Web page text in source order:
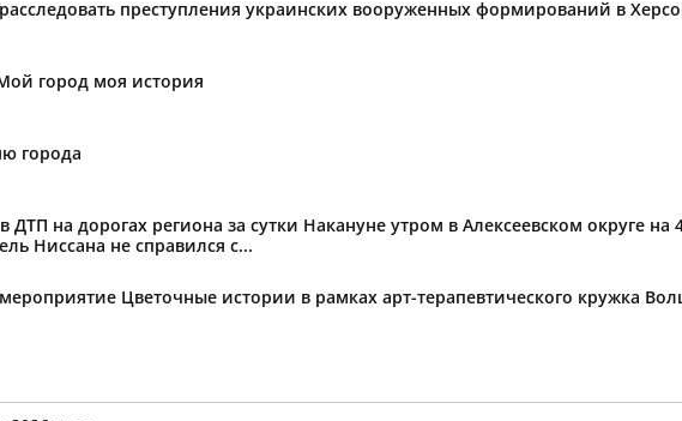
преступления украинских вооруженных формирований в
город моя история
города
на дорогах региона за сутки Накануне утром в Алексеевском округе
Ниссана не справился с...
мероприятие Цветочные истории в рамках арт-терапевтического кружка